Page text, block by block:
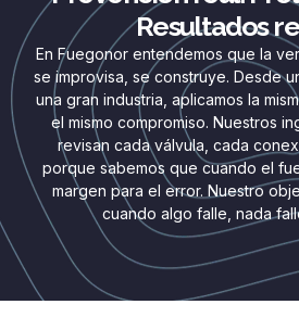
Resultados
En Fuegonor entendemos que la
se improvisa, se construye. Desde
una gran industria, aplicamos la
el mismo compromiso. Nuestros
revisan cada válvula, cada
porque sabemos que cuando el
margen para el error. Nuestro
cuando algo falle, nada